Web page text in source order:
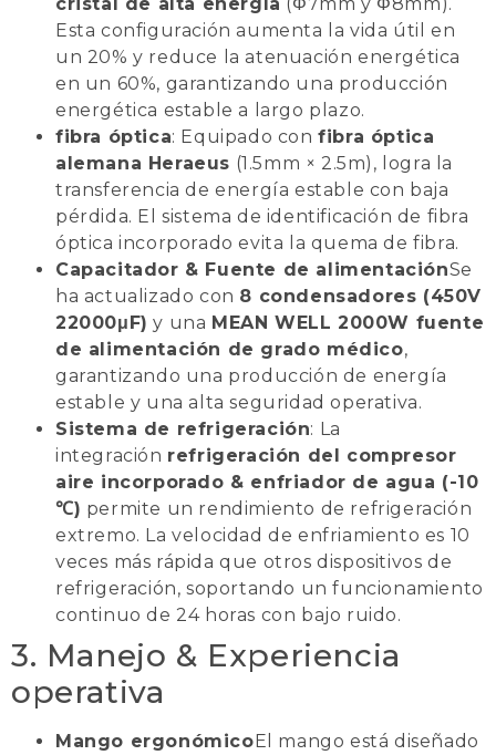
Esta configuración aumenta la vida útil en
un 20% y reduce la atenuación energética
en un 60%, garantizando una producción
energética estable a largo plazo.
fibra óptica: Equipado confibra óptica
alemana Heraeus (1.5mm × 2.5m), logra la
transferencia de energía estable con baja
pérdida. El sistema de identificación de fibra
óptica incorporado evita la quema de fibra.
Capacitador & Fuente de alimentaciónSe
ha actualizado con 8 condensadores (450V
22000μF) y una MEAN WELL 2000W fuente
de alimentación de grado médico,
garantizando una producción de energía
estable y una alta seguridad operativa.
Sistema de refrigeración: La
integración refrigeración del compresor
aire incorporado & enfriador de agua (-10
℃) permite un rendimiento de refrigeración
extremo. La velocidad de enfriamiento es 10
veces más rápida que otros dispositivos de
refrigeración, soportando un funcionamiento
continuo de 24 horas con bajo ruido.
3. Manejo & Experiencia
operativa
Mango ergonómicoEl mango está diseñado